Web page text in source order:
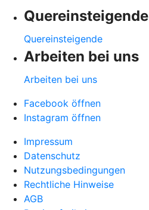
Quereinsteigende
Quereinsteigende
Arbeiten bei uns
Arbeiten bei uns
Facebook öffnen
Instagram öffnen
Impressum
Datenschutz
Nutzungsbedingungen
Rechtliche Hinweise
AGB